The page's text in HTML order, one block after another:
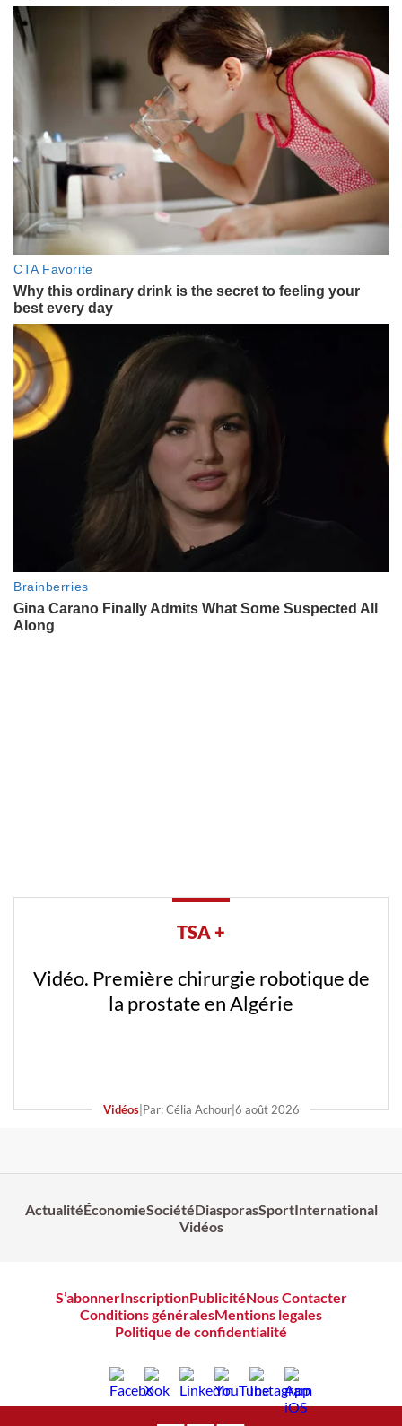
TSA +
Vidéo. Première chirurgie robotique de
la prostate en Algérie
Vidéos| Par: Célia Achour| 6 août 2026
ActualitéÉconomieSociétéDiasporasSportInternational
Vidéos
S’abonnerInscriptionPublicitéNous Contacter
Conditions généralesMentions legales
Politique de confidentialité